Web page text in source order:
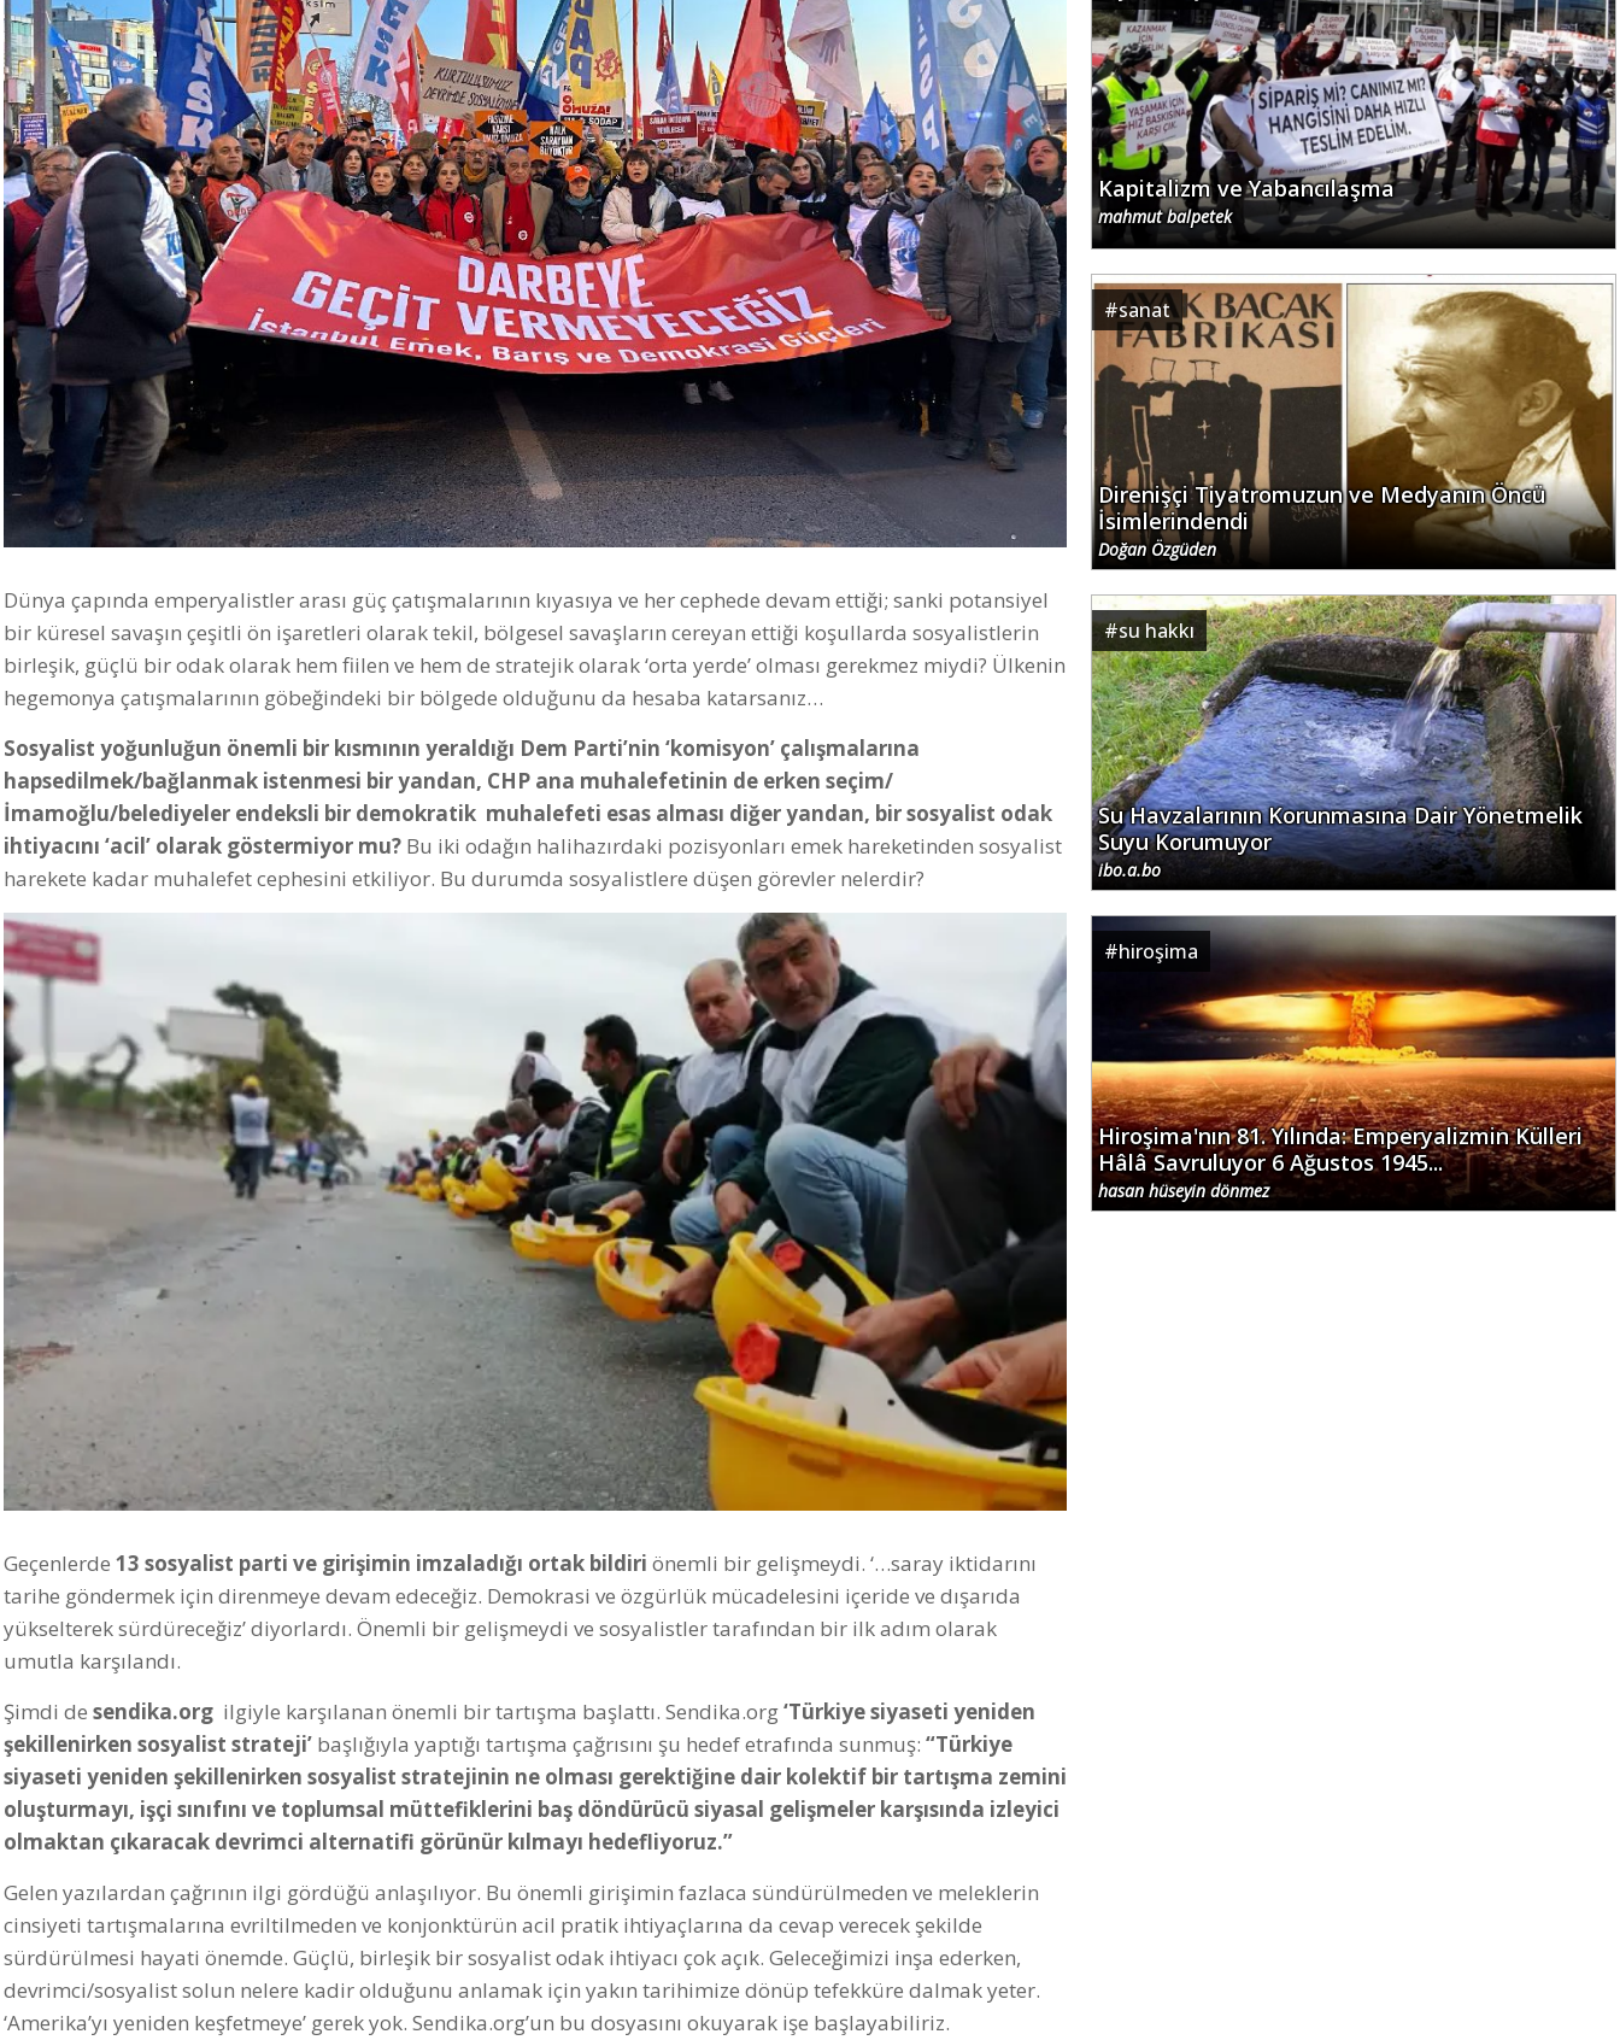
Dünya çapında emperyalistler arası güç çatışmalarının kıyasıya ve her cephede devam ettiği; sanki potansiyel
bir küresel savaşın çeşitli ön işaretleri olarak tekil, bölgesel savaşların cereyan ettiği koşullarda sosyalistlerin
birleşik, güçlü bir odak olarak hem fiilen ve hem de stratejik olarak ‘orta yerde’ olması gerekmez miydi? Ülkenin
hegemonya çatışmalarının göbeğindeki bir bölgede olduğunu da hesaba katarsanız…
Sosyalist yoğunluğun önemli bir kısmının yeraldığı Dem Parti’nin ‘komisyon’ çalışmalarına
hapsedilmek/bağlanmak istenmesi bir yandan, CHP ana muhalefetinin de erken seçim/
İmamoğlu/belediyeler endeksli bir demokratik muhalefeti esas alması diğer yandan, bir sosyalist odak
ihtiyacını ‘acil’ olarak göstermiyor mu? Bu iki odağın halihazırdaki pozisyonları emek hareketinden sosyalist
harekete kadar muhalefet cephesini etkiliyor. Bu durumda sosyalistlere düşen görevler nelerdir?
Geçenlerde 13 sosyalist parti ve girişimin imzaladığı ortak bildiri önemli bir gelişmeydi. ‘…saray iktidarını
tarihe göndermek için direnmeye devam edeceğiz. Demokrasi ve özgürlük mücadelesini içeride ve dışarıda
yükselterek sürdüreceğiz’ diyorlardı. Önemli bir gelişmeydi ve sosyalistler tarafından bir ilk adım olarak
umutla karşılandı.
Şimdi de sendika.org ilgiyle karşılanan önemli bir tartışma başlattı. Sendika.org‘Türkiye siyaseti yeniden
şekillenirken sosyalist strateji’ başlığıyla yaptığı tartışma çağrısını şu hedef etrafında sunmuş: “Türkiye
siyaseti yeniden şekillenirken sosyalist stratejinin ne olması gerektiğine dair kolektif bir tartışma zemini
oluşturmayı, işçi sınıfını ve toplumsal müttefiklerini baş döndürücü siyasal gelişmeler karşısında izleyici
olmaktan çıkaracak devrimci alternatifi görünür kılmayı hedefliyoruz.”
Gelen yazılardan çağrının ilgi gördüğü anlaşılıyor. Bu önemli girişimin fazlaca sündürülmeden ve meleklerin
cinsiyeti tartışmalarına evriltilmeden ve konjonktürün acil pratik ihtiyaçlarına da cevap verecek şekilde
sürdürülmesi hayati önemde. Güçlü, birleşik bir sosyalist odak ihtiyacı çok açık. Geleceğimizi inşa ederken,
devrimci/sosyalist solun nelere kadir olduğunu anlamak için yakın tarihimize dönüp tefekküre dalmak yeter.
‘Amerika’yı yeniden keşfetmeye’ gerek yok. Sendika.org’un bu dosyasını okuyarak işe başlayabiliriz.
Kapitalizm ve Yabancılaşma
mahmut balpetek
#sanat
Direnişçi Tiyatromuzun ve Medyanın Öncü
İsimlerindendi
Doğan Özgüden
#su hakkı
Su Havzalarının Korunmasına Dair Yönetmelik
Suyu Korumuyor
ibo.a.bo
#hiroşima
Hiroşima'nın 81. Yılında: Emperyalizmin Külleri
Hâlâ Savruluyor 6 Ağustos 1945...
hasan hüseyin dönmez